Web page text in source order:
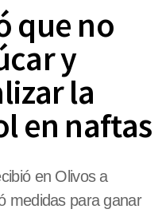
que no
y
la
en naftas
en Olivos a
medidas para ganar